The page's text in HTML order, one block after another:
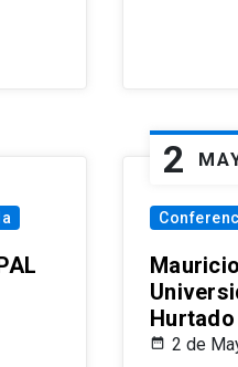
2
Hurtado
2 de